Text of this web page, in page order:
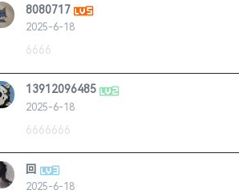
8080717
2025-6-18
6666
13912096485
2025-6-18
6666666
回
2025-6-18